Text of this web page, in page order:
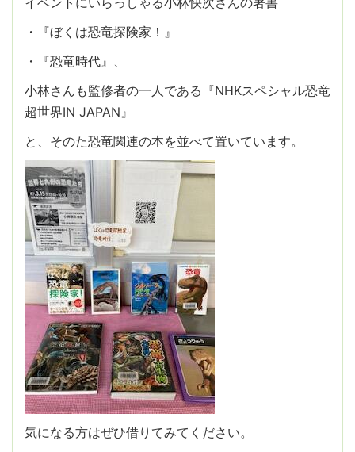
・『ぼくは恐竜探険家！』
・『恐竜時代』、
小林さんも監修者の一人である『NHKスペシャル恐竜
超世界IN JAPAN』
と、そのた恐竜関連の本を並べて置いています。
気になる方はぜひ借りてみてください。